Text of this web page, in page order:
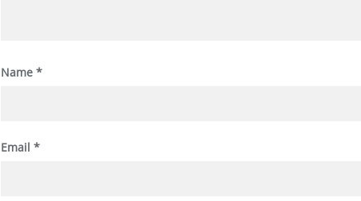
Name *
Email *